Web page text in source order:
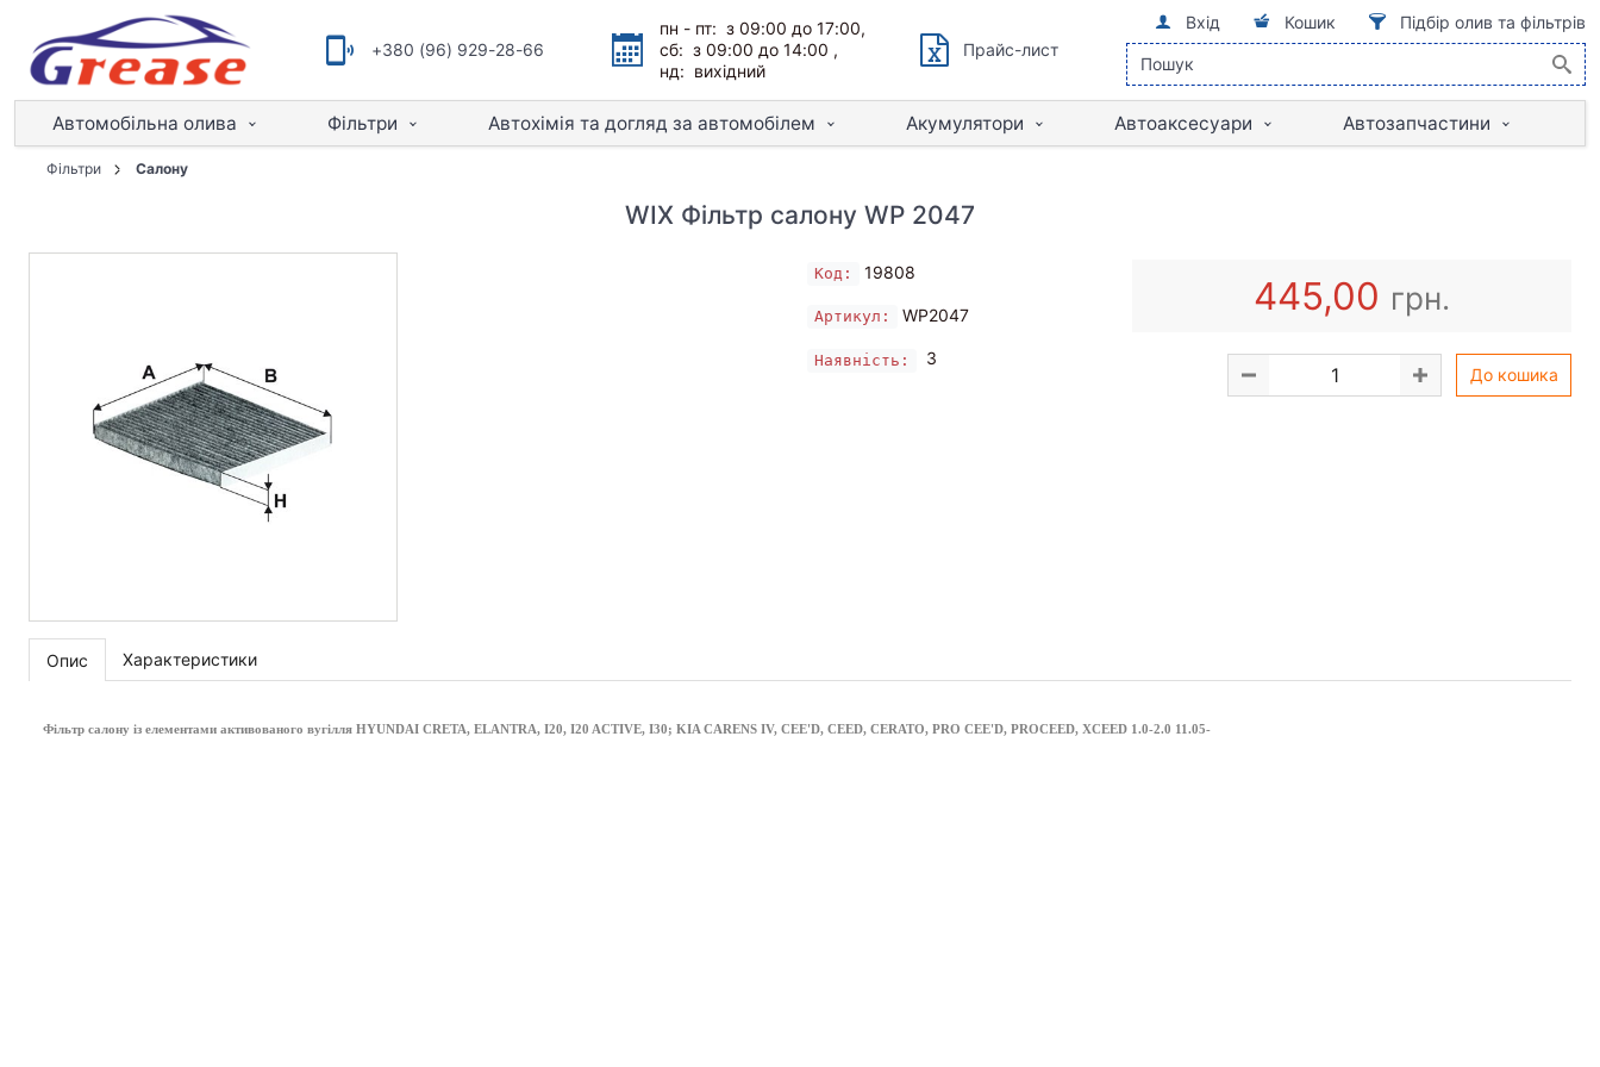
+380 (96) 929-28-66
пн - пт: з 09:00 до 17:00,
сб: з 09:00 до 14:00 ,
нд: вихідний
Прайс-лист
Вхід Кошик Підбір олив та фільтрів
Автомобільна олива Фільтри Автохімія та догляд за автомобілем Акумулятори Автоаксесуари Автозапчастини
Фільтри Салону
WIX Фільтр салону WP 2047
Код: 19808
Артикул: WP2047
Наявність: 3
445,00 грн.
До кошика
Опис Характеристики
Фільтр салону із елементами активованого вугілля HYUNDAI CRETA, ELANTRA, I20, I20 ACTIVE, I30; KIA CARENS IV, CEE'D, CEED, CERATO, PRO CEE'D, PROCEED, XCEED 1.0-2.0 11.05-